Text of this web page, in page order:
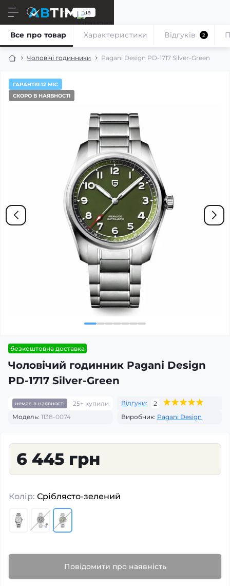
ru ua
Чоловічі годинники Pagani Design PD-1717 Silver-Green
Все про товар Характеристики Відгуків 2
ГАРАНТІЯ 12 МІС
СКОРО В НАЯВНОСТІ
безкоштовна доставка
Чоловічий годинник Pagani Design
PD-1717 Silver-Green
немає в наявності 25+ купили Відгуки:
2
Модель: 1138-0074 Виробник: Pagani Design
6 445 грн
Колір: Сріблясто-зелений
Повідомити про наявність